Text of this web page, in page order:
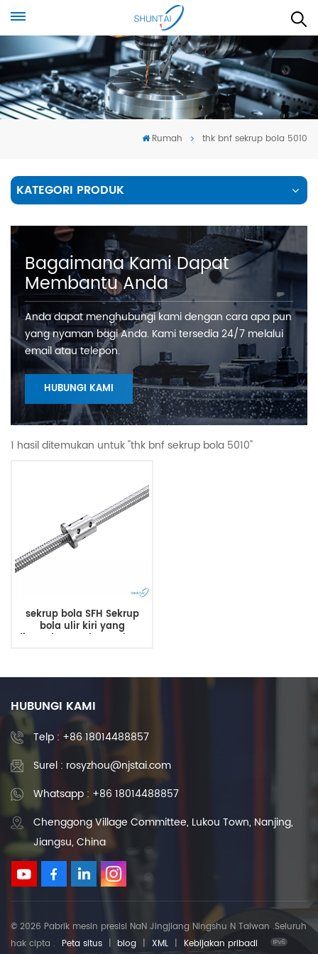
Rumah thk bnf sekrup bola 5010
KATEGORI PRODUK
Bagaimana Kami Dapat
Membantu Anda
Anda dapat menghubungi kami dengan cara apa pun
yang nyaman bagi Anda. Kami tersedia 24/7 melalui
email atau telepon.
HUBUNGI KAMI
1 hasil ditemukan untuk "thk bnf sekrup bola 5010"
sekrup bola SFH Sekrup
bola ulir kiri yang
digunakan pada peralatan
HUBUNGI KAMI
Telp : +86 18014488857
Surel : rosyzhou@njstai.com
Whatsapp : +86 18014488857
Chenggong Village Committee, Lukou Town, Nanjing,
Jiangsu, China
© 2026 Pabrik mesin presisi NaN Jingjiang Ningshu N Taiwan .Seluruh
hak cipta . Peta situs | blog | XML | Kebijakan pribadi